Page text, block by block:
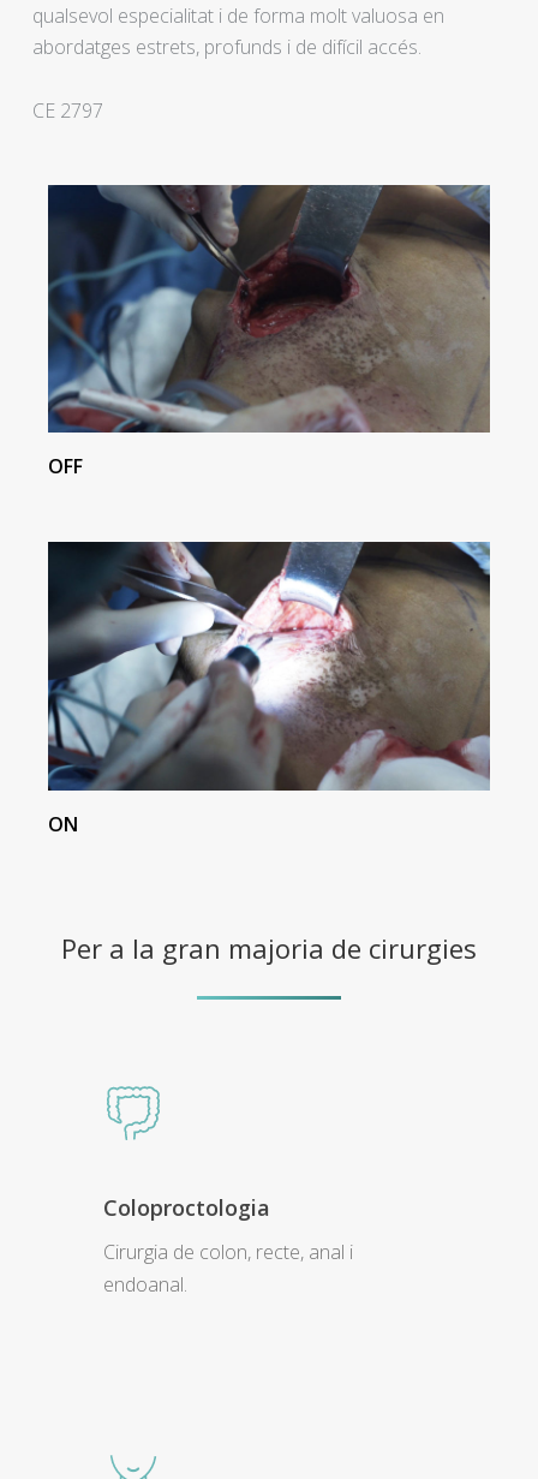
qualsevol especialitat i de forma molt valuosa en
abordatges estrets, profunds i de difícil accés.
CE 2797
OFF
ON
Per a la gran majoria de cirurgies
Coloproctologia
Cirurgia de colon, recte, anal i
endoanal.